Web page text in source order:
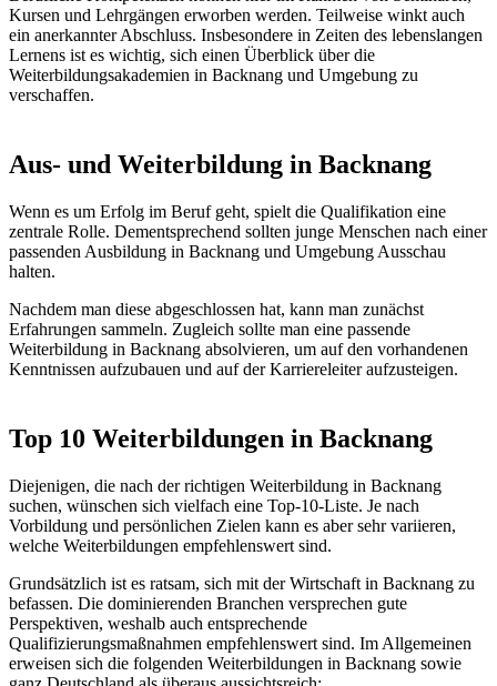
Kursen und Lehrgängen erworben werden. Teilweise winkt auch
ein anerkannter Abschluss. Insbesondere in Zeiten des lebenslangen
Lernens ist es wichtig, sich einen Überblick über die
Weiterbildungsakademien in Backnang und Umgebung zu
verschaffen.
Aus- und Weiterbildung in Backnang
Wenn es um Erfolg im Beruf geht, spielt die Qualifikation eine
zentrale Rolle. Dementsprechend sollten junge Menschen nach einer
passenden Ausbildung in Backnang und Umgebung Ausschau
halten.
Nachdem man diese abgeschlossen hat, kann man zunächst
Erfahrungen sammeln. Zugleich sollte man eine passende
Weiterbildung in Backnang absolvieren, um auf den vorhandenen
Kenntnissen aufzubauen und auf der Karriereleiter aufzusteigen.
Top 10 Weiterbildungen in Backnang
Diejenigen, die nach der richtigen Weiterbildung in Backnang
suchen, wünschen sich vielfach eine Top-10-Liste. Je nach
Vorbildung und persönlichen Zielen kann es aber sehr variieren,
welche Weiterbildungen empfehlenswert sind.
Grundsätzlich ist es ratsam, sich mit der Wirtschaft in Backnang zu
befassen. Die dominierenden Branchen versprechen gute
Perspektiven, weshalb auch entsprechende
Qualifizierungsmaßnahmen empfehlenswert sind. Im Allgemeinen
erweisen sich die folgenden Weiterbildungen in Backnang sowie